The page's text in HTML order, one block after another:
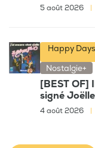
5 août 2026
Happy
Nostalgie+
[BEST OF]
signé
4 août 2026